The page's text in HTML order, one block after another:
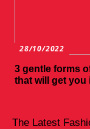
28/10/2022
3 gentle forms
that will get you
The Latest